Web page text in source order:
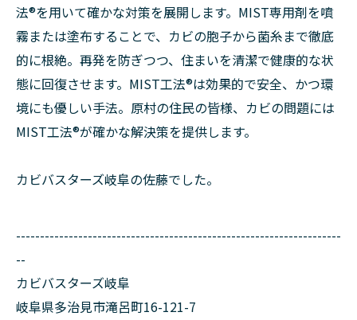
法®を用いて確かな対策を展開します。MIST専用剤を噴
霧または塗布することで、カビの胞子から菌糸まで徹底
的に根絶。再発を防ぎつつ、住まいを清潔で健康的な状
態に回復させます。MIST工法®は効果的で安全、かつ環
境にも優しい手法。原村の住民の皆様、カビの問題には
MIST工法®が確かな解決策を提供します。
カビバスターズ岐阜の佐藤でした。
--------------------------------------------------------------------
--
カビバスターズ岐阜
岐阜県多治見市滝呂町16-121-7